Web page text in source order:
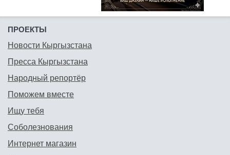
ПРОЕКТЫ
Новости Кыргызстана
Пресса Кыргызстана
Народный репортёр
Поможем вместе
Ищу тебя
Соболезнования
Интернет магазин